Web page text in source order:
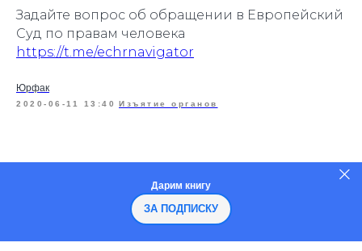
Задайте вопрос об обращении в Европейский
Суд по правам человека
https://t.me/echrnavigator
Юрфак
2020-06-11 13:40 Изъятие органов
Дарим книгу
ЗА ПОДПИСКУ